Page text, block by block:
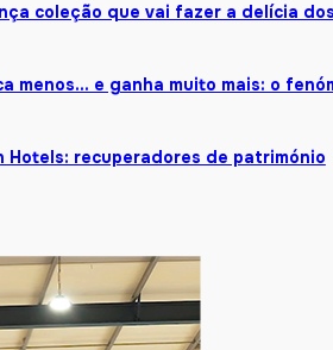
coleção que vai fazer a delícia
menos… e ganha muito mais: o
Hotels: recuperadores de património